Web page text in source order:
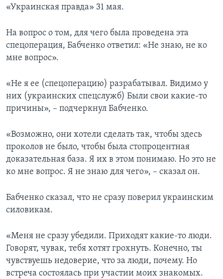
«Украинская правда» 31 мая.
На вопрос о том, для чего была проведена эта
спецоперация, Бабченко ответил: «Не знаю, не ко
мне вопрос».
«Не я ее (спецоперацию) разрабатывал. Видимо у
них (украинских спецслужб) Были свои какие-то
причины», – подчеркнул Бабченко.
«Возможно, они хотели сделать так, чтобы здесь
проколов не было, чтобы была стопроцентная
доказательная база. Я их в этом понимаю. Но это не
ко мне вопрос. Я не знаю для чего», – сказал он.
Бабченко сказал, что не сразу поверил украинским
силовикам.
«Меня не сразу убедили. Приходят какие-то люди.
Говорят, чувак, тебя хотят грохнуть. Конечно, ты
чувствуешь недоверие, что за люди, почему. Но
встреча состоялась при участии моих знакомых.